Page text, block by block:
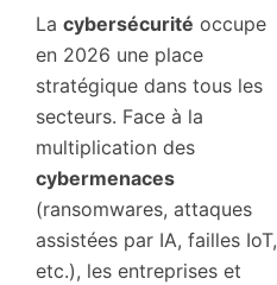
La cybersécurité occupe
en 2026 une place
stratégique dans tous les
secteurs. Face à la
multiplication des
cybermenaces
(ransomwares, attaques
assistées par IA, failles IoT,
etc.), les entreprises et